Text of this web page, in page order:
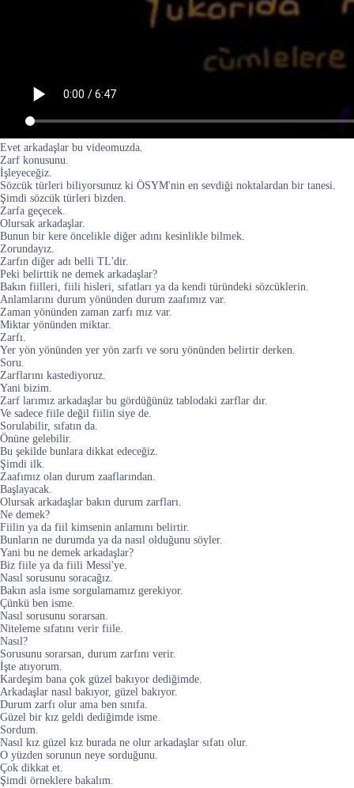
Evet arkadaşlar bu videomuzda.
Zarf konusunu.
İşleyeceğiz.
Sözcük türleri biliyorsunuz ki ÖSYM'nin en sevdiği noktalardan bir tanesi.
Şimdi sözcük türleri bizden.
Zarfa geçecek.
Olursak arkadaşlar.
Bunun bir kere öncelikle diğer adını kesinlikle bilmek.
Zorundayız.
Zarfın diğer adı belli TL'dir.
Peki belirttik ne demek arkadaşlar?
Bakın fiilleri, fiili hisleri, sıfatları ya da kendi türündeki sözcüklerin.
Anlamlarını durum yönünden durum zaafımız var.
Zaman yönünden zaman zarfı mız var.
Miktar yönünden miktar.
Zarfı.
Yer yön yönünden yer yön zarfı ve soru yönünden belirtir derken.
Soru.
Zarflarını kastediyoruz.
Yani bizim.
Zarf larımız arkadaşlar bu gördüğünüz tablodaki zarflar dır.
Ve sadece fiile değil fiilin siye de.
Sorulabilir, sıfatın da.
Önüne gelebilir.
Bu şekilde bunlara dikkat edeceğiz.
Şimdi ilk.
Zaafımız olan durum zaaflarından.
Başlayacak.
Olursak arkadaşlar bakın durum zarfları.
Ne demek?
Fiilin ya da fiil kimsenin anlamını belirtir.
Bunların ne durumda ya da nasıl olduğunu söyler.
Yani bu ne demek arkadaşlar?
Biz fiile ya da fiili Messi'ye.
Nasıl sorusunu soracağız.
Bakın asla isme sorgulamamız gerekiyor.
Çünkü ben isme.
Nasıl sorusunu sorarsan.
Niteleme sıfatını verir fiile.
Nasıl?
Sorusunu sorarsan, durum zarfını verir.
İşte atıyorum.
Kardeşim bana çok güzel bakıyor dediğimde.
Arkadaşlar nasıl bakıyor, güzel bakıyor.
Durum zarfı olur ama ben sınıfa.
Güzel bir kız geldi dediğimde isme.
Sordum.
Nasıl kız güzel kız burada ne olur arkadaşlar sıfatı olur.
O yüzden sorunun neye sorduğunu.
Çok dikkat et.
Şimdi örneklere bakalım.